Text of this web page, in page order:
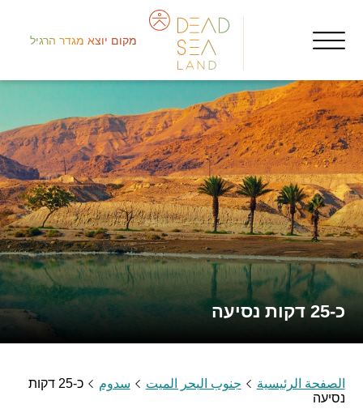
מקום יוצא מגדר הרגיל
כ-25 דקות נסיעה
الصفحة الرئيسية جنوب البحر الميت سدوم
כ-25 דקות
נסיעה